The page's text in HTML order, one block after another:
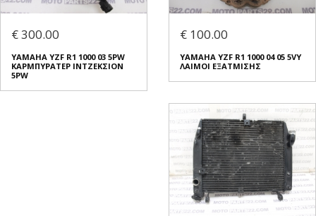
€ 300.00
YAMAHA YZF R1 1000 03 5PW
ΚΑΡΜΠΥΡΑΤΕΡ ΙΝΤΖΕΚΣΙΟΝ
5PW
€ 100.00
YAMAHA YZF R1 1000 04 05 5VY
ΛΑΙΜΟΙ ΕΞΑΤΜΙΣΗΣ